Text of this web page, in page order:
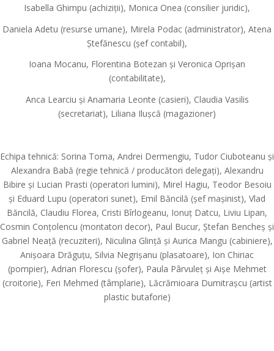
Isabella Ghimpu (achiziții), Monica Onea (consilier juridic),
Daniela Adetu (resurse umane), Mirela Podac (administrator), Atena
Ștefănescu (șef contabil),
Ioana Mocanu, Florentina Botezan și Veronica Oprișan
(contabilitate),
Anca Learciu și Anamaria Leonte (casieri), Claudia Vasilis
(secretariat), Liliana Ilușcă (magazioner)
Echipa tehnică: Sorina Toma, Andrei Dermengiu, Tudor Ciuboteanu și
Alexandra Babă (regie tehnică / producători delegați), Alexandru
Bibire și Lucian Prasti (operatori lumini), Mirel Hagiu, Teodor Besoiu
și Eduard Lupu (operatori sunet), Emil Băncilă (șef mașinist), Vlad
Băncilă, Claudiu Florea, Cristi Bîrlogeanu, Ionuț Datcu, Liviu Lipan,
Cosmin Conțolencu (montatori decor), Paul Bucur, Ștefan Bencheș și
Gabriel Neață (recuziteri), Niculina Glință și Aurica Mangu (cabiniere),
Anișoara Drăguțu, Silvia Negrișanu (plasatoare), Ion Chiriac
(pompier), Adrian Florescu (șofer), Paula Pârvuleț și Aișe Mehmet
(croitorie), Feri Mehmed (tâmplarie), Lăcrămioara Dumitrașcu (artist
plastic butaforie)